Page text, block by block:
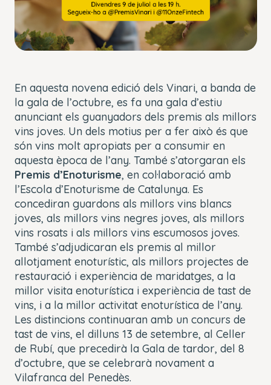
En aquesta novena edició dels Vinari, a banda de
la gala de l’octubre, es fa una gala d’estiu
anunciant els guanyadors dels premis als millors
vins joves. Un dels motius per a fer això és que
són vins molt apropiats per a consumir en
aquesta època de l’any. També s’atorgaran els
Premis d’Enoturisme, en col·laboració amb
l’Escola d’Enoturisme de Catalunya. Es
concediran guardons als millors vins blancs
joves, als millors vins negres joves, als millors
vins rosats i als millors vins escumosos joves.
També s’adjudicaran els premis al millor
allotjament enoturístic, als millors projectes de
restauració i experiència de maridatges, a la
millor visita enoturística i experiència de tast de
vins, i a la millor activitat enoturística de l’any.
Les distincions continuaran amb un concurs de
tast de vins, el dilluns 13 de setembre, al Celler
de Rubí, que precedirà la Gala de tardor, del 8
d’octubre, que se celebrarà novament a
Vilafranca del Penedès.